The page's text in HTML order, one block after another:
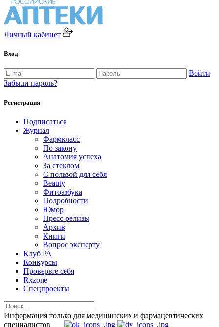
Личный кабинет
Вход
Войти
Забыли пароль?
Регистрация
Подписаться
Журнал
Фармкласс
По закону
Анатомия успеха
За стеклом
С пользой для себя
Beauty
Фитоазбука
Подробности
Юмор
Пресс-релизы
Архив
Книги
Вопрос эксперту
Клуб РА
Конкурсы
Проверьте себя
Rxzone
Спецпроекты
Информация только для медицинских и фармацевтических
специалистов